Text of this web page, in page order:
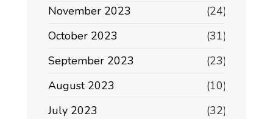
November 2023
(24)
October 2023
(31)
September 2023
(23)
August 2023
(10)
July 2023
(32)